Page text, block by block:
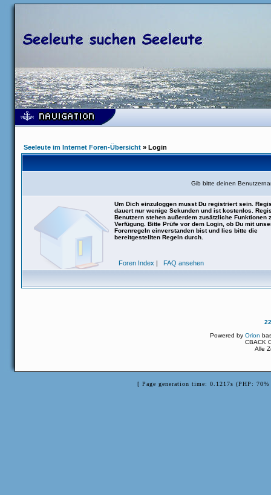
Seeleute im Internet Foren-Übersicht » Login
Gib bitte deinen
Um Dich einzuloggen musst Du registriert sein.
dauert nur wenige Sekunden und ist kostenlos.
Benutzern stehen außerdem zusätzliche Funktionen
Verfügung. Bitte Prüfe vor dem Login, ob Du mit
Forenregeln einverstanden bist und lies bitte die
bereitgestellten Regeln durch.
Foren Index | FAQ ansehen
Powered byOrion
CBACK
Alle
[ Page generation time: 0.1217s (PHP: